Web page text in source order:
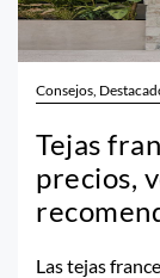
Consejos,
Tejas
precios,
Las tejas